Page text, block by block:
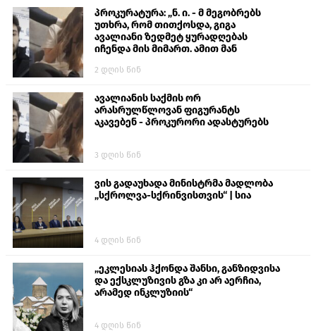
პროკურატურა: „ნ. ი. - მ მეგობრებს
უთხრა, რომ თითქოსდა, გიგა
ავალიანი ზედმეტ ყურადღებას
იჩენდა მის მიმართ. ამით მან
თავს დასხმოდა გიგა ავალიანს“
2 დღის წინ
ავალიანის საქმის ორ
არასრულწლოვან ფიგურანტს
აკავებენ - პროკურორი ადასტურებს
3 დღის წინ
ვის გადაუხადა მინისტრმა მადლობა
„სქროლვა-სქრინვისთვის“ | სია
4 დღის წინ
„ეკლესიას ჰქონდა შანსი, განზიდვისა
და ექსკლუზივის გზა კი არ აერჩია,
არამედ ინკლუზიის“
4 დღის წინ